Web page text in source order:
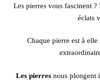
Les pierres vous fascinent
éclats
Chaque pierre est à
Les pierres nous plongent